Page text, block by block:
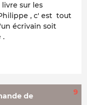
livre sur les
, c' est tout
écrivain soit
.
de
9